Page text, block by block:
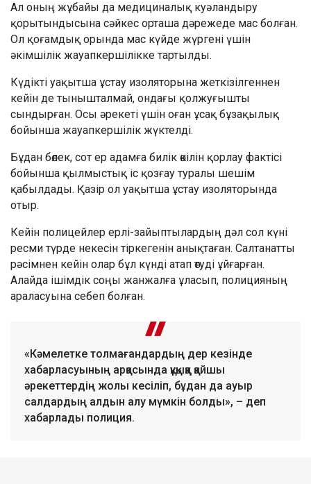
Ал оның жұбайы да медициналық куәландыру
қорытындысына сәйкес орташа дәрежеде мас болған.
Ол қоғамдық орында мас күйде жүргені үшін
әкімшілік жауапкершілікке тартылды.
Күдікті уақытша ұстау изоляторына жеткізілгеннен
кейін де тынышталмай, ондағы қолжуғышты
сындырған. Осы әрекеті үшін оған ұсақ бұзақылық
бойынша жауапкершілік жүктелді.
Бұдан бөлек, сот ер адамға билік өкілін қорлау фактісі
бойынша қылмыстық іс қозғау туралы шешім
қабылдады. Қазір ол уақытша ұстау изоляторында
отыр.
Кейін полицейлер ерлі-зайыптылардың дәл сол күні
ресми түрде некесін тіркегенін анықтаған. Салтанатты
рәсімнен кейін олар бұл күнді атап өтуді ұйғарған.
Алайда ішімдік соңы жанжалға ұласып, полицияның
араласуына себеп болған.
«Кәмелетке толмағандардың дер кезінде
хабарласуының арқасында құқыққа қайшы
әрекеттердің жолы кесіліп, бұдан да ауыр
салдардың алдын алу мүмкін болды», – деп
хабарлады полиция.